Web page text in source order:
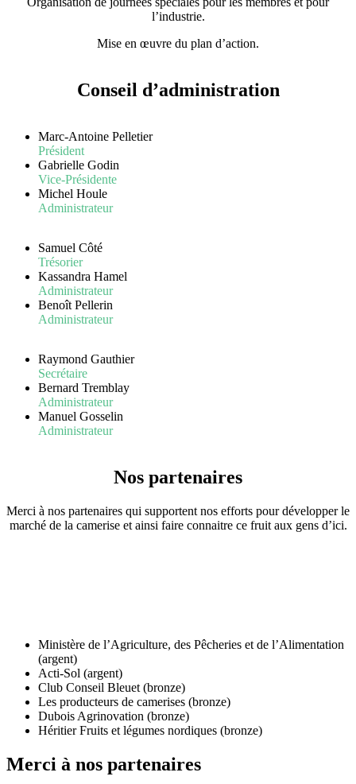
l’industrie.
Mise en œuvre du plan d’action.
Conseil d’administration
Marc-Antoine Pelletier
Président
Gabrielle Godin
Vice-Présidente
Michel Houle
Administrateur
Samuel Côté
Trésorier
Kassandra Hamel
Administrateur
Benoît Pellerin
Administrateur
Raymond Gauthier
Secrétaire
Bernard Tremblay
Administrateur
Manuel Gosselin
Administrateur
Nos partenaires
Merci à nos partenaires qui supportent nos efforts pour développer le
marché de la camerise et ainsi faire connaitre ce fruit aux gens d’ici.
Ministère de l’Agriculture, des Pêcheries et de l’Alimentation
(argent)
Acti-Sol (argent)
Club Conseil Bleuet (bronze)
Les producteurs de camerises (bronze)
Dubois Agrinovation (bronze)
Héritier Fruits et légumes nordiques (bronze)
Merci à nos partenaires